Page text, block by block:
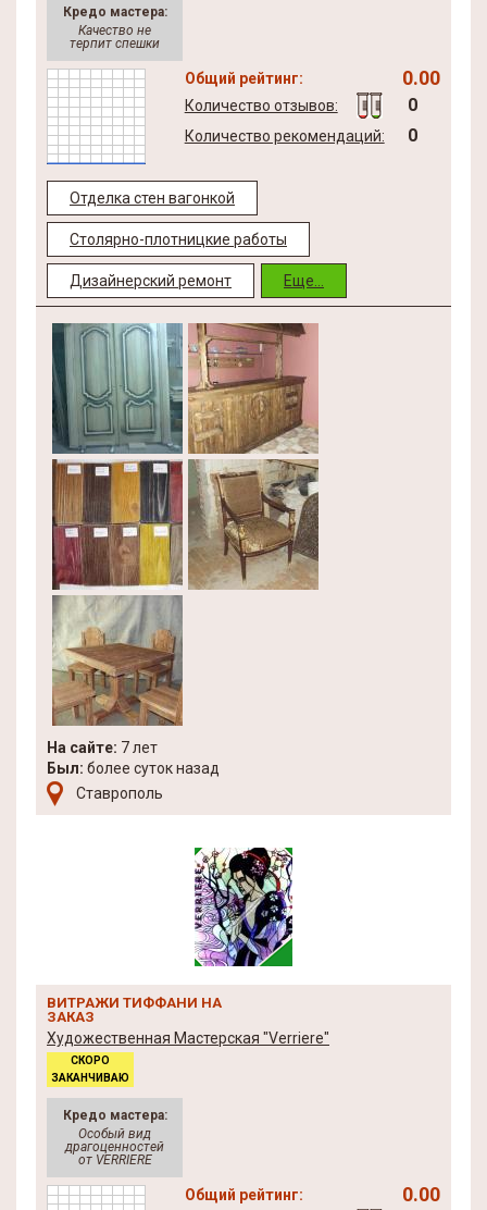
Кредо мастера:
Качество не
терпит спешки
Общий рейтинг: 0.00
Количество отзывов: 0
Количество рекомендаций: 0
Отделка стен вагонкой
Столярно-плотницкие работы
Дизайнерский ремонт Еще...
На сайте: 7 лет
Был: более суток назад
Ставрополь
ВИТРАЖИ ТИФФАНИ НА
ЗАКАЗ
Художественная Мастерская "Verriere"
СКОРО
ЗАКАНЧИВАЮ
Кредо мастера:
Особый вид
драгоценностей
от VERRIERE
Общий рейтинг: 0.00